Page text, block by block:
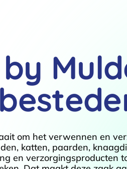
om het verwennen en
katten, paarden,
en verzorgingsproducten